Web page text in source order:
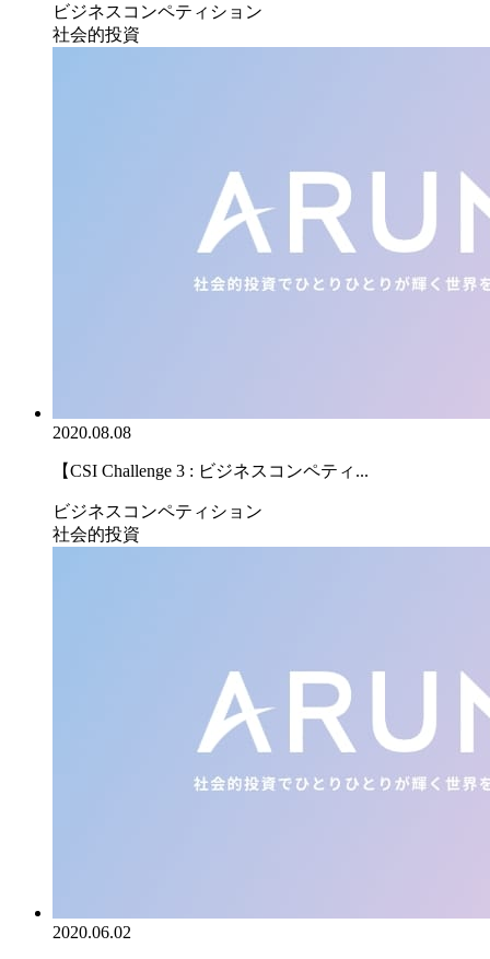
ビジネスコンペティション
社会的投資
2020.08.08
【CSI Challenge 3 : ビジネスコンペティ...
ビジネスコンペティション
社会的投資
2020.06.02